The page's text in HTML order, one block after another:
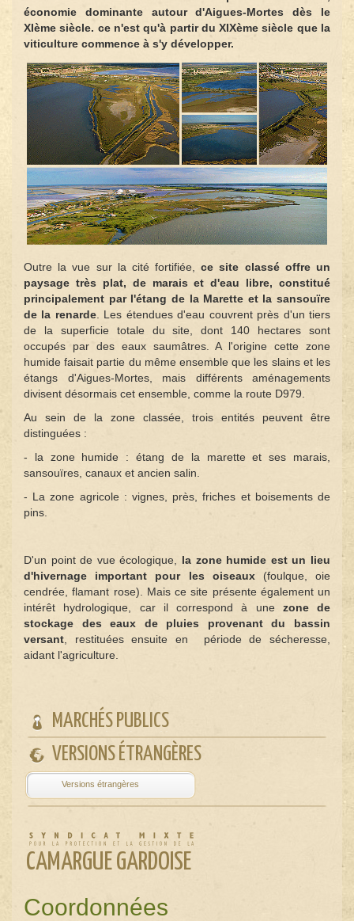
économie dominante autour d'Aigues-Mortes dès le
XIème siècle. ce n'est qu'à partir du XIXème siècle que la
viticulture commence à s'y développer.
Outre la vue sur la cité fortifiée,ce site classé offre un
paysage très plat, de marais et d'eau libre, constitué
principalement par l'étang de la Marette et la sansouïre
de la renarde. Les étendues d'eau couvrent près d'un tiers
de la superficie totale du site, dont 140 hectares sont
occupés par des eaux saumâtres. A l'origine cette zone
humide faisait partie du même ensemble que les slains et les
étangs d'Aigues-Mortes, mais différents aménagements
divisent désormais cet ensemble, comme la route D979.
Au sein de la zone classée, trois entités peuvent être
distinguées :
- la zone humide : étang de la marette et ses marais,
sansouïres, canaux et ancien salin.
- La zone agricole : vignes, près, friches et boisements de
pins.
D'un point de vue écologique, la zone humide est un lieu
d'hivernage important pour les oiseaux(foulque, oie
cendrée, flamant rose). Mais ce site présente également un
intérêt hydrologique, car il correspond à une zone de
stockage des eaux de pluies provenant du bassin
versant , restituées ensuite en période de sécheresse,
aidant l'agriculture.
MARCHÉS PUBLICS
VERSIONS ÉTRANGÈRES
Powered by
CAMARGUE GARDOISE
Coordonnées